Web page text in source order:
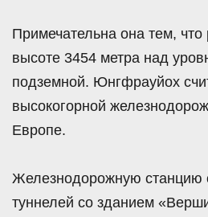
Примечательна она тем, что
высоте 3454 метра над
подземной. Юнгфрауйох
высокогорной
Европе.
Железнодорожную станцию
туннелей со зданием